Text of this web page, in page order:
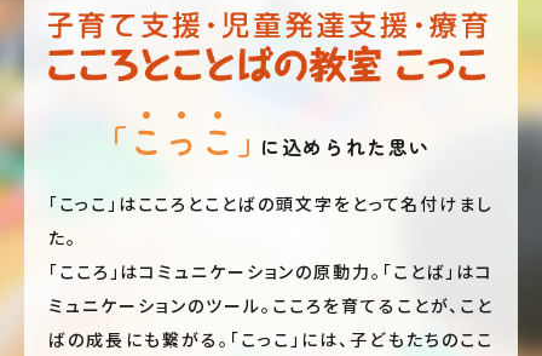
「こっこ」に込められた思い
「こっこ」はこころとことばの頭文字をとって名付けまし
た。
「こころ」はコミュニケーションの原動力。「ことば」はコ
ミュニケーションのツール。こころを育てることが、こと
ばの成長にも繋がる。「こっこ」には、子どもたちのここ